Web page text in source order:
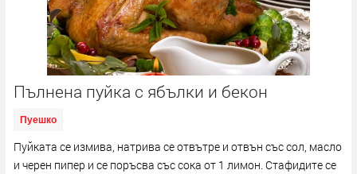
Пълнена пуйка с ябълки и бекон
Пуешко
Пуйката се измива, натрива се отвътре и отвън със сол, масло
и черен пипер и се поръсва със сока от 1 лимон. Стафидите се